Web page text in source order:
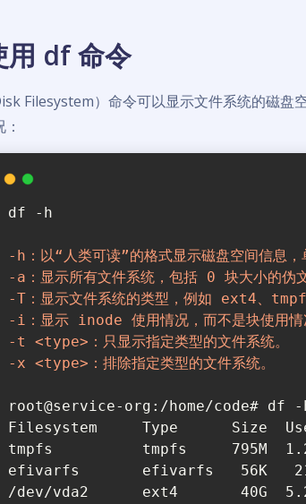
用 df 命令
Filesystem）命令可以显示文件系统的磁盘
df -h
-h：以“人类可读”的格式显示磁盘空间信息，
-a：显示所有文件系统，包括 0 块大小的伪文
-T：显示文件系统的类型，例如 ext4、
-i：显示 inode 使用情况，而不是块使用情
-t <type>：只显示指定类型的文件系统。
-x <type>：排除指定类型的文件系统。
root@service-org:/home/code# df -
Filesystem     Type      Size
tmpfs          tmpfs     795M
efivarfs       efivarfs   56K
/dev/vda2      ext4       40G